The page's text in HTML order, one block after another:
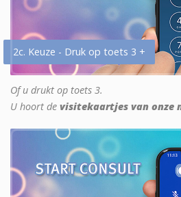
2c. Keuze - Druk op toets 3 +
Of u drukt op toets 3.
U hoort de visitekaartjes van onze